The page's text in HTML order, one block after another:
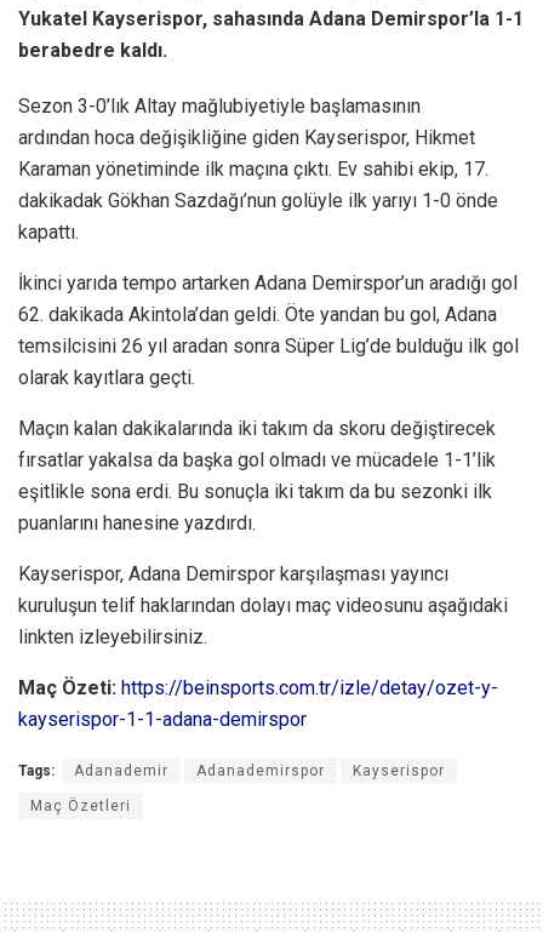
Yukatel Kayserispor, sahasında Adana Demirspor’la 1-1
berabedre kaldı.
Sezon 3-0’lık Altay mağlubiyetiyle başlamasının
ardından hoca değişikliğine giden Kayserispor, Hikmet
Karaman yönetiminde ilk maçına çıktı. Ev sahibi ekip, 17.
dakikadak Gökhan Sazdağı’nun golüyle ilk yarıyı 1-0 önde
kapattı.
İkinci yarıda tempo artarken Adana Demirspor’un aradığı gol
62. dakikada Akintola’dan geldi. Öte yandan bu gol, Adana
temsilcisini 26 yıl aradan sonra Süper Lig’de bulduğu ilk gol
olarak kayıtlara geçti.
Maçın kalan dakikalarında iki takım da skoru değiştirecek
fırsatlar yakalsa da başka gol olmadı ve mücadele 1-1’lik
eşitlikle sona erdi. Bu sonuçla iki takım da bu sezonki ilk
puanlarını hanesine yazdırdı.
Kayserispor, Adana Demirspor karşılaşması yayıncı
kuruluşun telif haklarından dolayı maç videosunu aşağıdaki
linkten izleyebilirsiniz.
Maç Özeti: https://beinsports.com.tr/izle/detay/ozet-y-
kayserispor-1-1-adana-demirspor
Tags: Adanademir Adanademirspor Kayserispor
Maç Özetleri